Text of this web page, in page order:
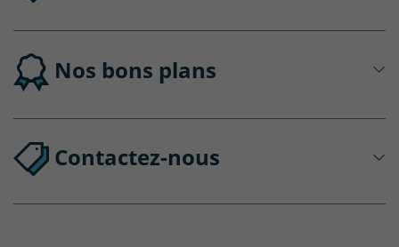
Nos bons plans
Contactez-nous